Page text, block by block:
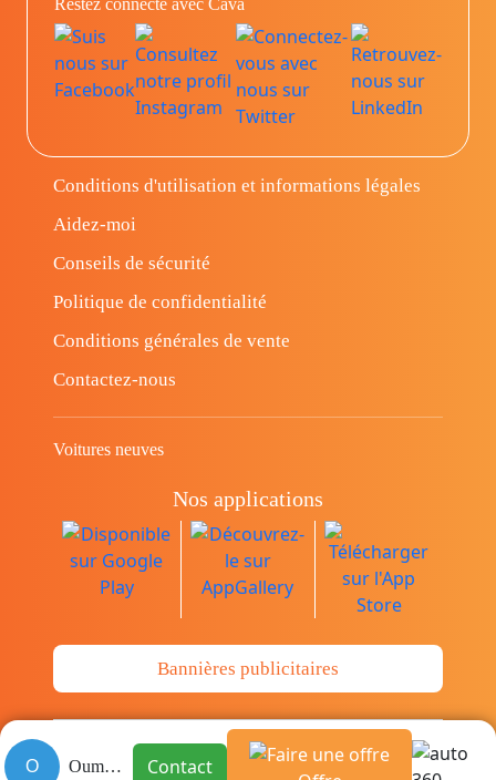
O Oumaima Contact
Restez connecté avec Cava
Conditions d'utilisation et informations légales
Aidez-moi
Conseils de sécurité
Politique de confidentialité
Conditions générales de vente
Contactez-nous
Voitures neuves
Nos applications
Bannières publicitaires
© Copyright 2014-2026 Cava.tn Limited Tous